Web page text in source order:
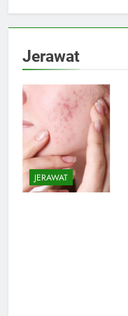
Jerawat
JERAWAT